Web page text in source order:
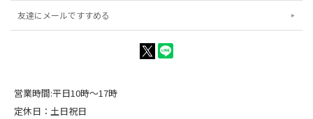
友達にメールですすめる
営業時間:平日10時～17時
定休日：土日祝日